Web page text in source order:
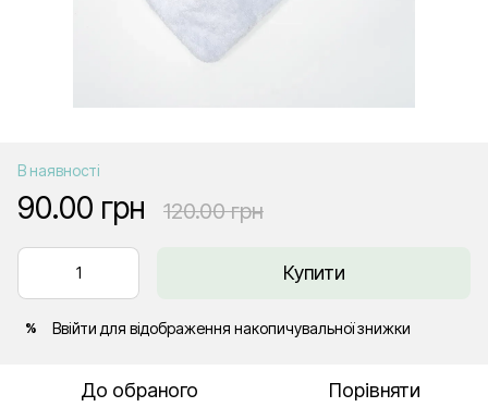
В наявності
90.00 грн 120.00 грн
Купити
% Ввійти для відображення накопичувальної знижки
До обраного Порівняти